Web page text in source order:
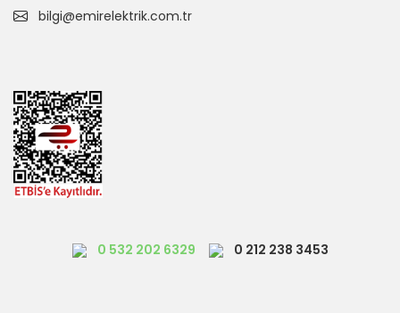
bilgi@emirelektrik.com.tr
0 532 202 6329 0 212 238 3453